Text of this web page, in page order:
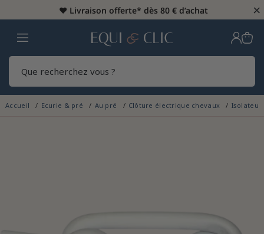
♥️ Livraison offerte* dès 80 € d’achat ×
Home
Accueil Ecurie & pré Au pré Clôture électrique chevaux